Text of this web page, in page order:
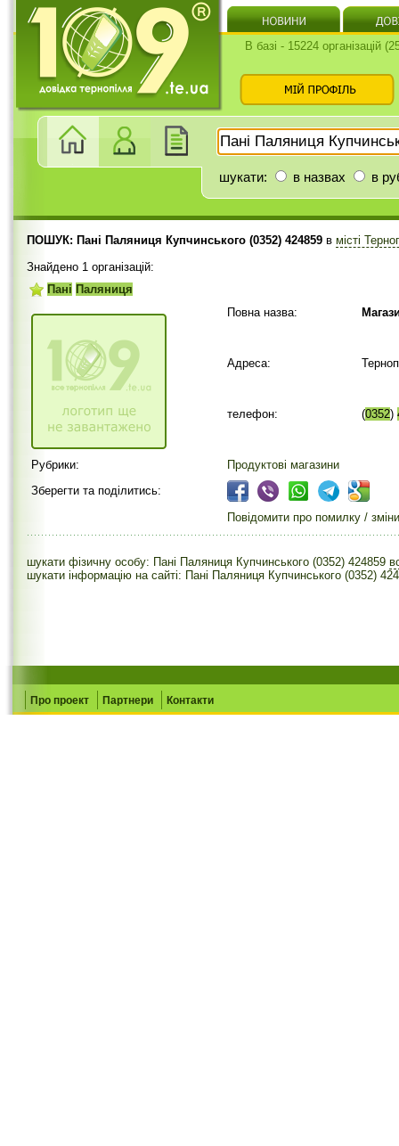
В базі - 15224 організацій
шукати: в назвах в
ПОШУК: Пані Паляниця Купчинського (0352) 424859 в місті
Знайдено 1 організацій:
Пані Паляниця
Повна назва:
Адреса:
телефон: (0352)
Рубрики:
Продуктові магазини
Зберегти та поділитись:
Повідомити про помилку / зміни
шукати фізичну особу: Пані Паляниця Купчинського (0352) 424859
шукати інформацію на сайті: Пані Паляниця Купчинського (0352)
Про проект Партнери Контакти